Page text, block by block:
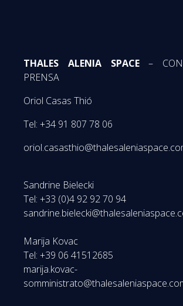
THALES ALENIA SPACE–
PRENSA
Oriol Casas Thió
Tel: +34 91 807 78 06
Sandrine Bielecki
Tel: +33 (0)4 92 92 70 94
Marija Kovac
Tel: +39 06 41512685
marija.kovac-